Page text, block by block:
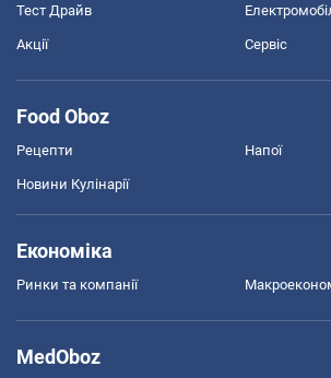
Тест Драйв
Акції Сервіс
Food Oboz
Рецепти Напої
Новини Кулінарії
Економіка
Ринки та компанії
MedOboz